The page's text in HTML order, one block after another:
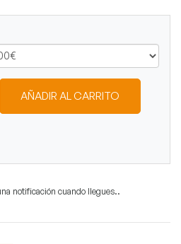
AÑADIR AL CARRITO
notificación cuando llegues..